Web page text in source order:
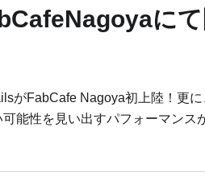
にて
がFabCafe Nagoya初上陸！更に
能性を見い出すパフォーマンス